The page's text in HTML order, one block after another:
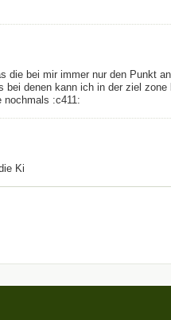
bei mir immer nur den Punkt
denen kann ich in der ziel
nochmals :c411:
Ki